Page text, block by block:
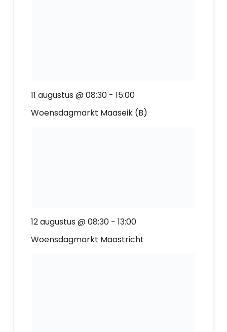
11 augustus @ 08:30- 15:00
Woensdagmarkt Maaseik (B)
12 augustus @ 08:30- 13:00
Woensdagmarkt Maastricht